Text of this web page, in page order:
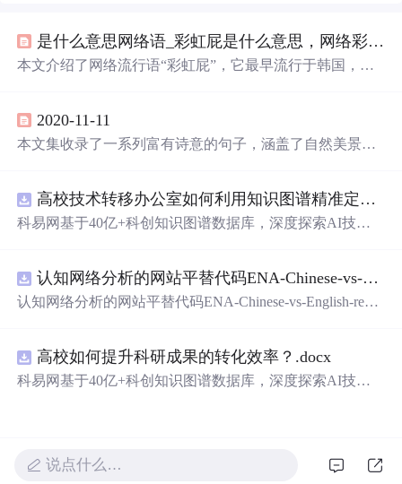
是什么意思网络语_彩虹屁是什么意思，网络彩虹屁夸人语录大全，彩虹屁是什么梗...
本文介绍了网络流行语“彩虹屁”，它最早流行于韩国，原
2020-11-11
本文集收录了一系列富有诗意的句子，涵盖了自然美景、
高校技术转移办公室如何利用知识图谱精准定位产业需求与技术适配点？.docx
科易网基于40亿+科创知识图谱数据库，深度探索AI技术
新领域的AI+数智化解决方案，推动科技创新与产业创新
智能化发展。
认知网络分析的网站平替代码ENA-Chinese-vs-English-reproducible.zip
认知网络分析的网站平替代码ENA-Chinese-vs-English-repro
高校如何提升科研成果的转化效率？.docx
科易网基于40亿+科创知识图谱数据库，深度探索AI技术
智能化发展。
说点什么…